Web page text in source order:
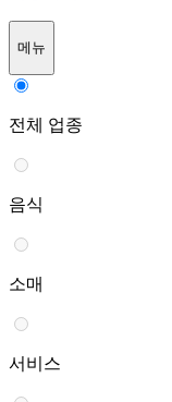
메뉴
전체 업종
음식
소매
서비스